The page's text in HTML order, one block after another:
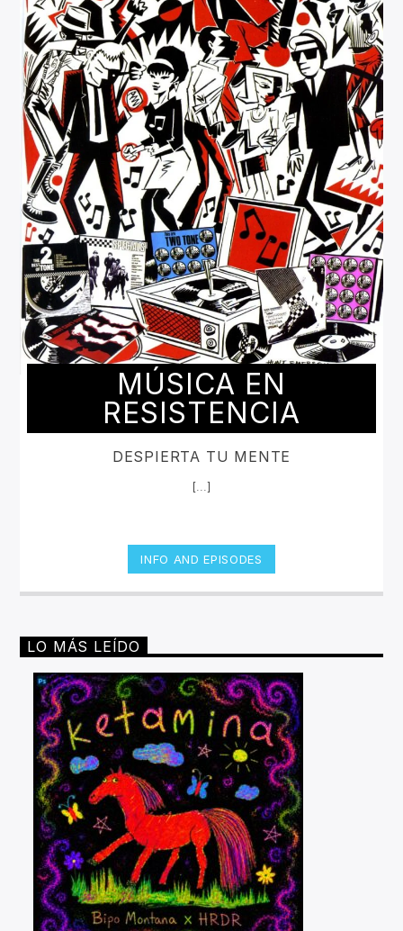
MÚSICA EN
RESISTENCIA
DESPIERTA TU MENTE
[...]
INFO AND EPISODES
LO MÁS LEÍDO